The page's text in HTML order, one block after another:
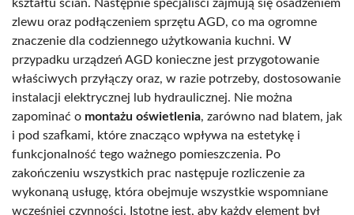
kształtu ścian. Następnie specjaliści zajmują się osadzeniem
zlewu oraz podłączeniem sprzętu AGD, co ma ogromne
znaczenie dla codziennego użytkowania kuchni. W
przypadku urządzeń AGD konieczne jest przygotowanie
właściwych przyłączy oraz, w razie potrzeby, dostosowanie
instalacji elektrycznej lub hydraulicznej. Nie można
zapominać o montażu oświetlenia, zarówno nad blatem, jak
i pod szafkami, które znacząco wpływa na estetykę i
funkcjonalność tego ważnego pomieszczenia. Po
zakończeniu wszystkich prac następuje rozliczenie za
wykonaną usługę, która obejmuje wszystkie wspomniane
wcześniej czynności. Istotne jest, aby każdy element był